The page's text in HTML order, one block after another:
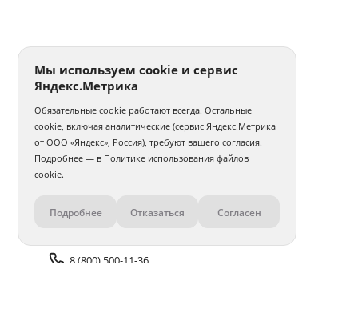
Контакты
8 (800) 500-11-36
Мы используем cookie и сервис
Яндекс.Метрика
Обязательные cookie работают всегда. Остальные
cookie, включая аналитические (сервис Яндекс.Метрика
от ООО «Яндекс», Россия), требуют вашего согласия.
Подробнее — в Политике использования файлов
cookie.
Подробнее Отказаться Согласен